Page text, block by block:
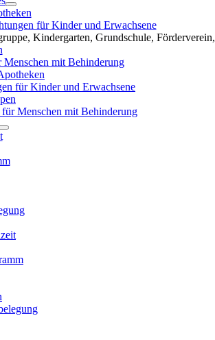
für Kinder und Erwachsene
Kindergarten, Grundschule,
Menschen mit Behinderung
für Kinder und Erwachsene
Menschen mit Behinderung